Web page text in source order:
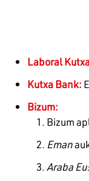
Laboral
Kutxa Bank:
Bizum:
Bizum
Eman
Araba